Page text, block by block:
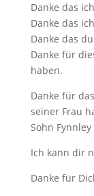
Danke das
Danke das
Danke das
Danke für
haben.
Danke für
seiner Frau
Sohn Fynnley
Ich kann dir
Danke für